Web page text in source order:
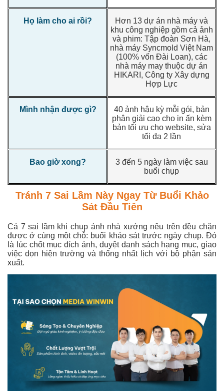
Họ làm cho ai rồi?
Hơn 13 dự án nhà máy và
khu công nghiệp gồm cả ảnh
và phim: Tập đoàn Sơn Hà,
nhà máy Syncmold Việt Nam
(100% vốn Đài Loan), các
nhà máy may thuộc dự án
HIKARI, Công ty Xây dựng
Hợp Lực
Mình nhận được gì?
40 ảnh hậu kỳ mỗi gói, bản
phân giải cao cho in ấn kèm
bản tối ưu cho website, sửa
tối đa 2 lần
Bao giờ xong?
3 đến 5 ngày làm việc sau
buổi chụp
Tránh 7 Sai Lầm Này Ngay Từ Buổi Khảo
Sát Đầu Tiên
Cả 7 sai lầm khi chụp ảnh nhà xưởng nêu trên đều chặn
được ở cùng một chỗ: buổi khảo sát trước ngày chụp. Đó
là lúc chốt mục đích ảnh, duyệt danh sách hạng mục, giao
việc dọn hiện trường và thống nhất lịch với bộ phận sản
xuất.